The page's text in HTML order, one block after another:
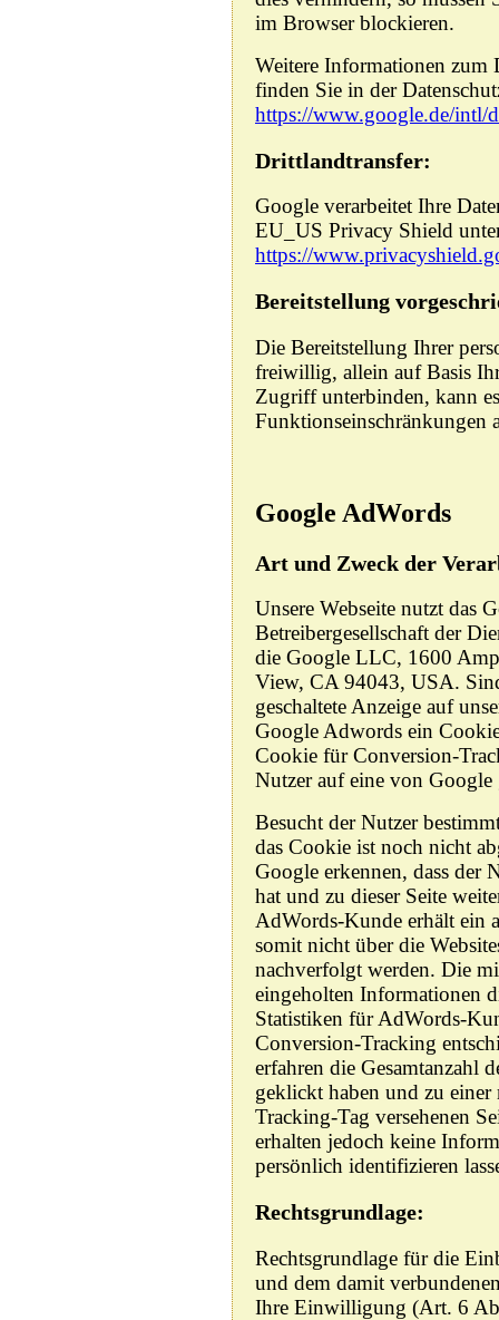
im Browser blockieren.
Weitere Informationen zum
finden Sie in der
https://www.google.de/intl/
Drittlandtransfer:
Google verarbeitet Ihre
EU_US Privacy Shield
https://
Bereitstellung
Die Bereitstellung Ihrer
freiwillig, allein auf Basis
Zugriff unterbinden, kann
Funktionseinschränkungen
Google AdWords
Art und Zweck der
Unsere Webseite nutzt das
Betreibergesellschaft der
die Google LLC, 1600
View, CA 94043, USA.
geschaltete Anzeige auf
Google Adwords ein
Cookie für Conversion-
Nutzer auf eine von
Besucht der Nutzer
das Cookie ist noch nicht
Google erkennen, dass der
hat und zu dieser Seite
AdWords-Kunde erhält ein
somit nicht über die
nachverfolgt werden. Die
eingeholten Informationen
Statistiken für AdWords-
Conversion-Tracking
erfahren die Gesamtanzahl
geklickt haben und zu
Tracking-Tag versehenen
erhalten jedoch keine
persönlich identifizieren
Rechtsgrundlage:
Rechtsgrundlage für die
und dem damit
Ihre Einwilligung (Art. 6